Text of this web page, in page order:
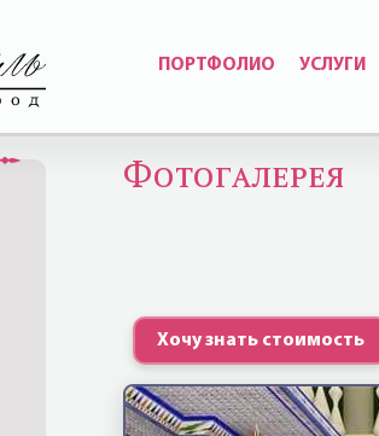
ПОРТФОЛИО УСЛУГИ
Фотогалерея
Хочу знать стоимость